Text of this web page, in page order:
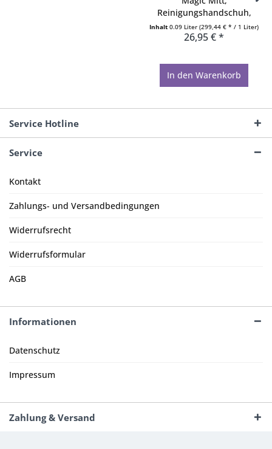
Reinigungshandschuh,
Waschhandschuh...
Inhalt 0.09 Liter (299,44 € * / 1 Liter)
26,95 € *
In den Warenkorb
Service Hotline
Service
Kontakt
Zahlungs- und Versandbedingungen
Widerrufsrecht
Widerrufsformular
AGB
Informationen
Datenschutz
Impressum
Zahlung & Versand